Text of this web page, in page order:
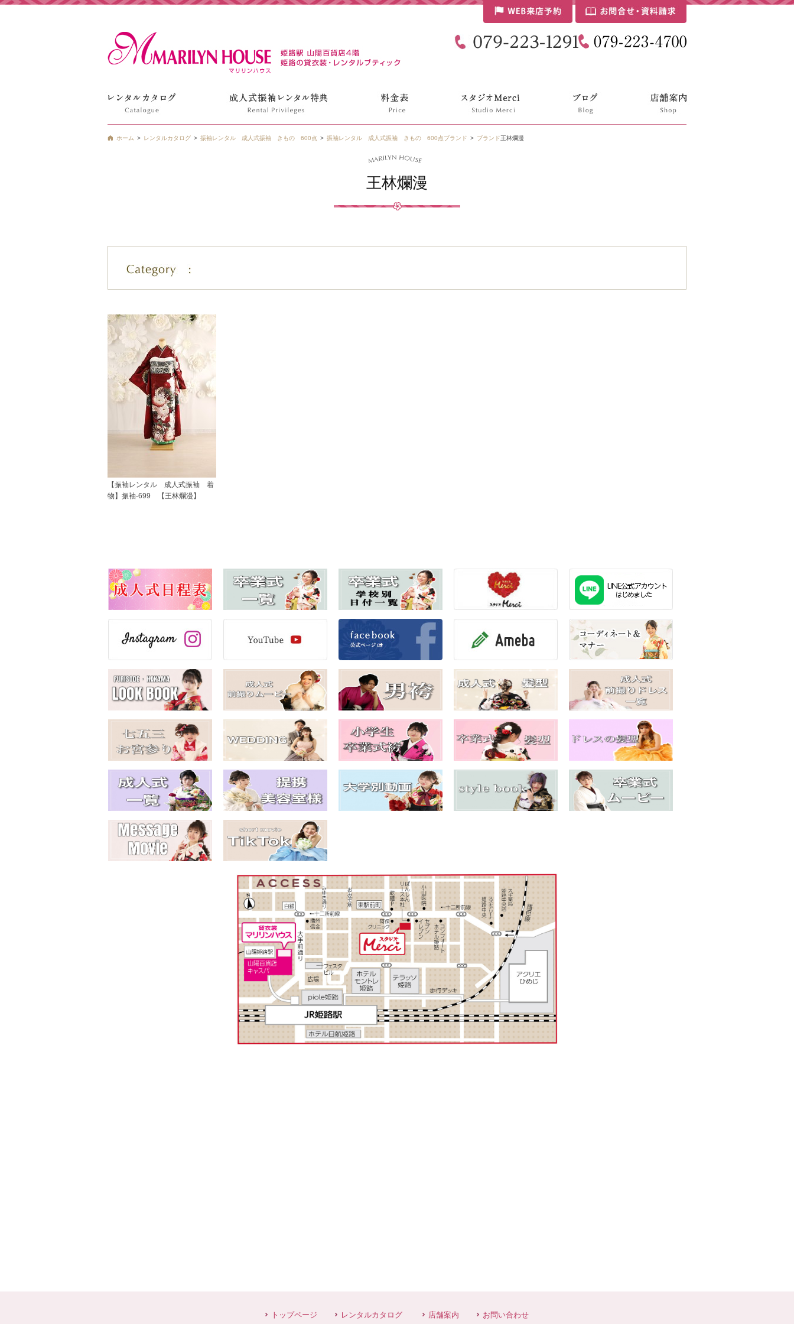
ホーム レンタルカタログ 振袖レンタル 成人式振袖 きもの 600点 振袖レンタル 成人式振袖 きもの 600点ブランド ブランド王林爛漫
王林爛漫
【振袖レンタル 成人式振袖 着
物】振袖-699 【王林爛漫】
トップページ レンタルカタログ 店舗案内 お問い合わせ